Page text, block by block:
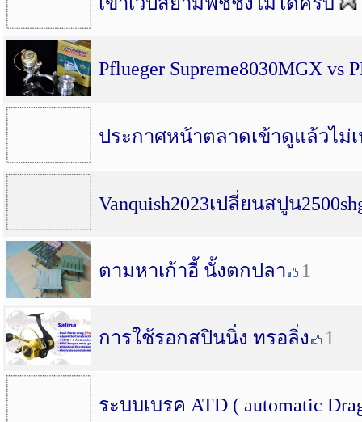
Pflueger Supreme8030MGX vs
ประกาศหน้าตลาดเข้าดูแล้วไม่
Vanquish2023เปลี่ยนสปูน
ตามหาเก้าอี้ นั้งตกปลา 1
การใช้รอกสปินนิ่ง ทรอลิ่ง 1
ระบบเบรค ATD ( automatic